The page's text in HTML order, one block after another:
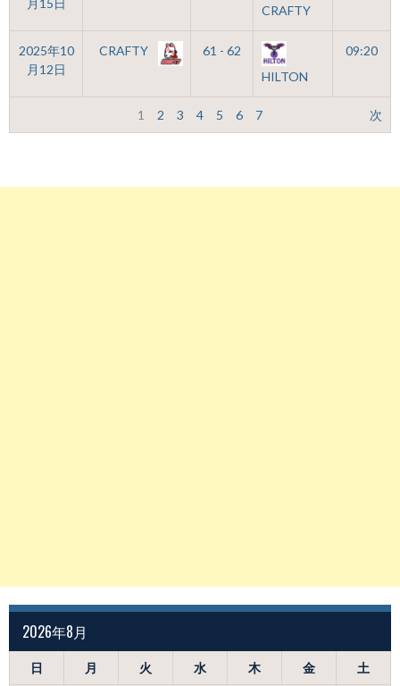
月15日
CRAFTY
2025年10
月12日
CRAFTY
61 - 62
HILTON
09:20
1 2 3 4 5 6 7 次
2026年8月
日 月 火 水 木 金 土